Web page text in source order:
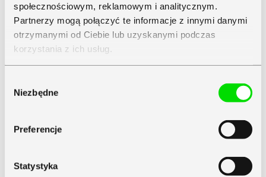
społecznościowym, reklamowym i analitycznym.
Partnerzy mogą połączyć te informacje z innymi danymi
otrzymanymi od Ciebie lub uzyskanymi podczas
korzystania z ich usług.
zgody
Niezbędne
Preferencje
Statystyka